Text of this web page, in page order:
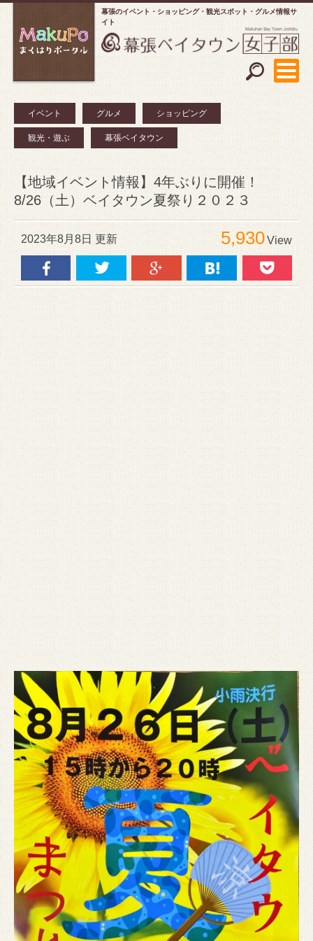
幕張のイベント・ショッピング
観光スポット・グルメ情報サ
イト
イベント グルメ ショッピング
観光・遊ぶ 幕張ベイタウン
【地域イベント情報】4年ぶりに開催！
8/26（土）ベイタウン夏祭り２０２３
2023年8月8日 更新 5,930View